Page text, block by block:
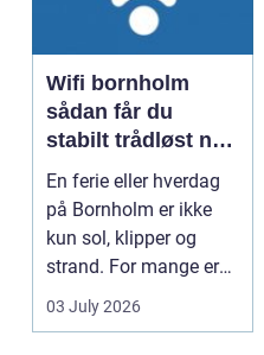
Wifi bornholm
sådan får du
stabilt trådløst net
på klippeøen
En ferie eller hverdag
på Bornholm er ikke
kun sol, klipper og
strand. For mange er
en stabil intern...
03 July 2026